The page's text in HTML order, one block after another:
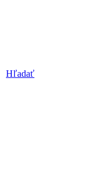
Hľadať